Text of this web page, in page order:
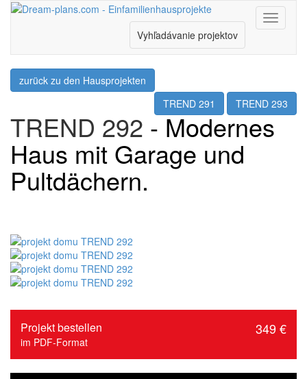
Menu
Vyhľadávanie projektov
zurück zu den Hausprojekten
TREND 291
TREND 293
TREND 292 - Modernes
Haus mit Garage und
Pultdächern.
Projekt bestellen
im PDF-Format
349 €